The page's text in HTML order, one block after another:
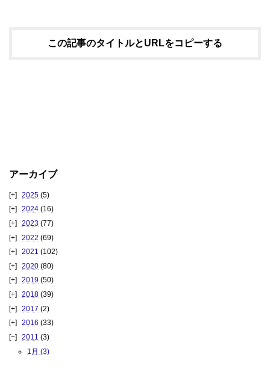
この記事のタイトルとURLをコピーする
アーカイブ
2025 (5)
2024 (16)
2023 (77)
2022 (69)
2021 (102)
2020 (80)
2019 (50)
2018 (39)
2017 (2)
2016 (33)
2011 (3)
1月 (3)